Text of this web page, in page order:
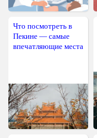
Что посмотреть в
Пекине — самые
впечатляющие места